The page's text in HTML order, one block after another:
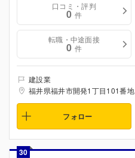
口コミ・評判
0 件
転職・中途面接
0 件
建設業
福井県福井市開発1丁目101番地
フォロー
30